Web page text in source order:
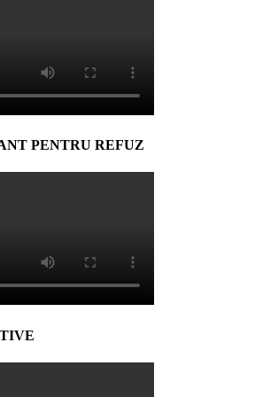
PENTRU REFUZ